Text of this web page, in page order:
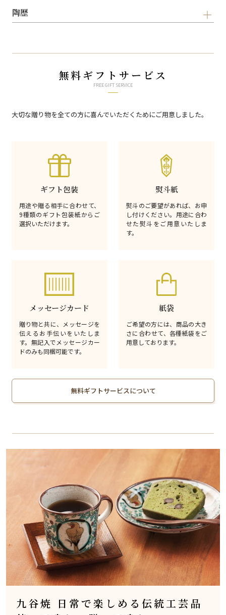
陶歴
無料ギフトサービス
FREE GIFT SERVICE
大切な贈り物を全ての方に喜んでいただくためにご用意しました。
ギフト包装
用途や贈る相手に合わせて、
9種類のギフト包装紙からご
選択いただけます。
熨斗紙
熨斗のご要望があれば、お申
し付けください。用途に合わ
せた熨斗をご用意いたしま
す。
メッセージカード
贈り物と共に、メッセージを
伝えるお手伝いをいたしま
す。無記入でメッセージカー
ドのみも同梱可能です。
紙袋
ご希望の方には、商品の大き
さに合わせて、各種紙袋をご
用意しております。
無料ギフトサービスについて
九谷焼 日常で楽しめる伝統工芸品